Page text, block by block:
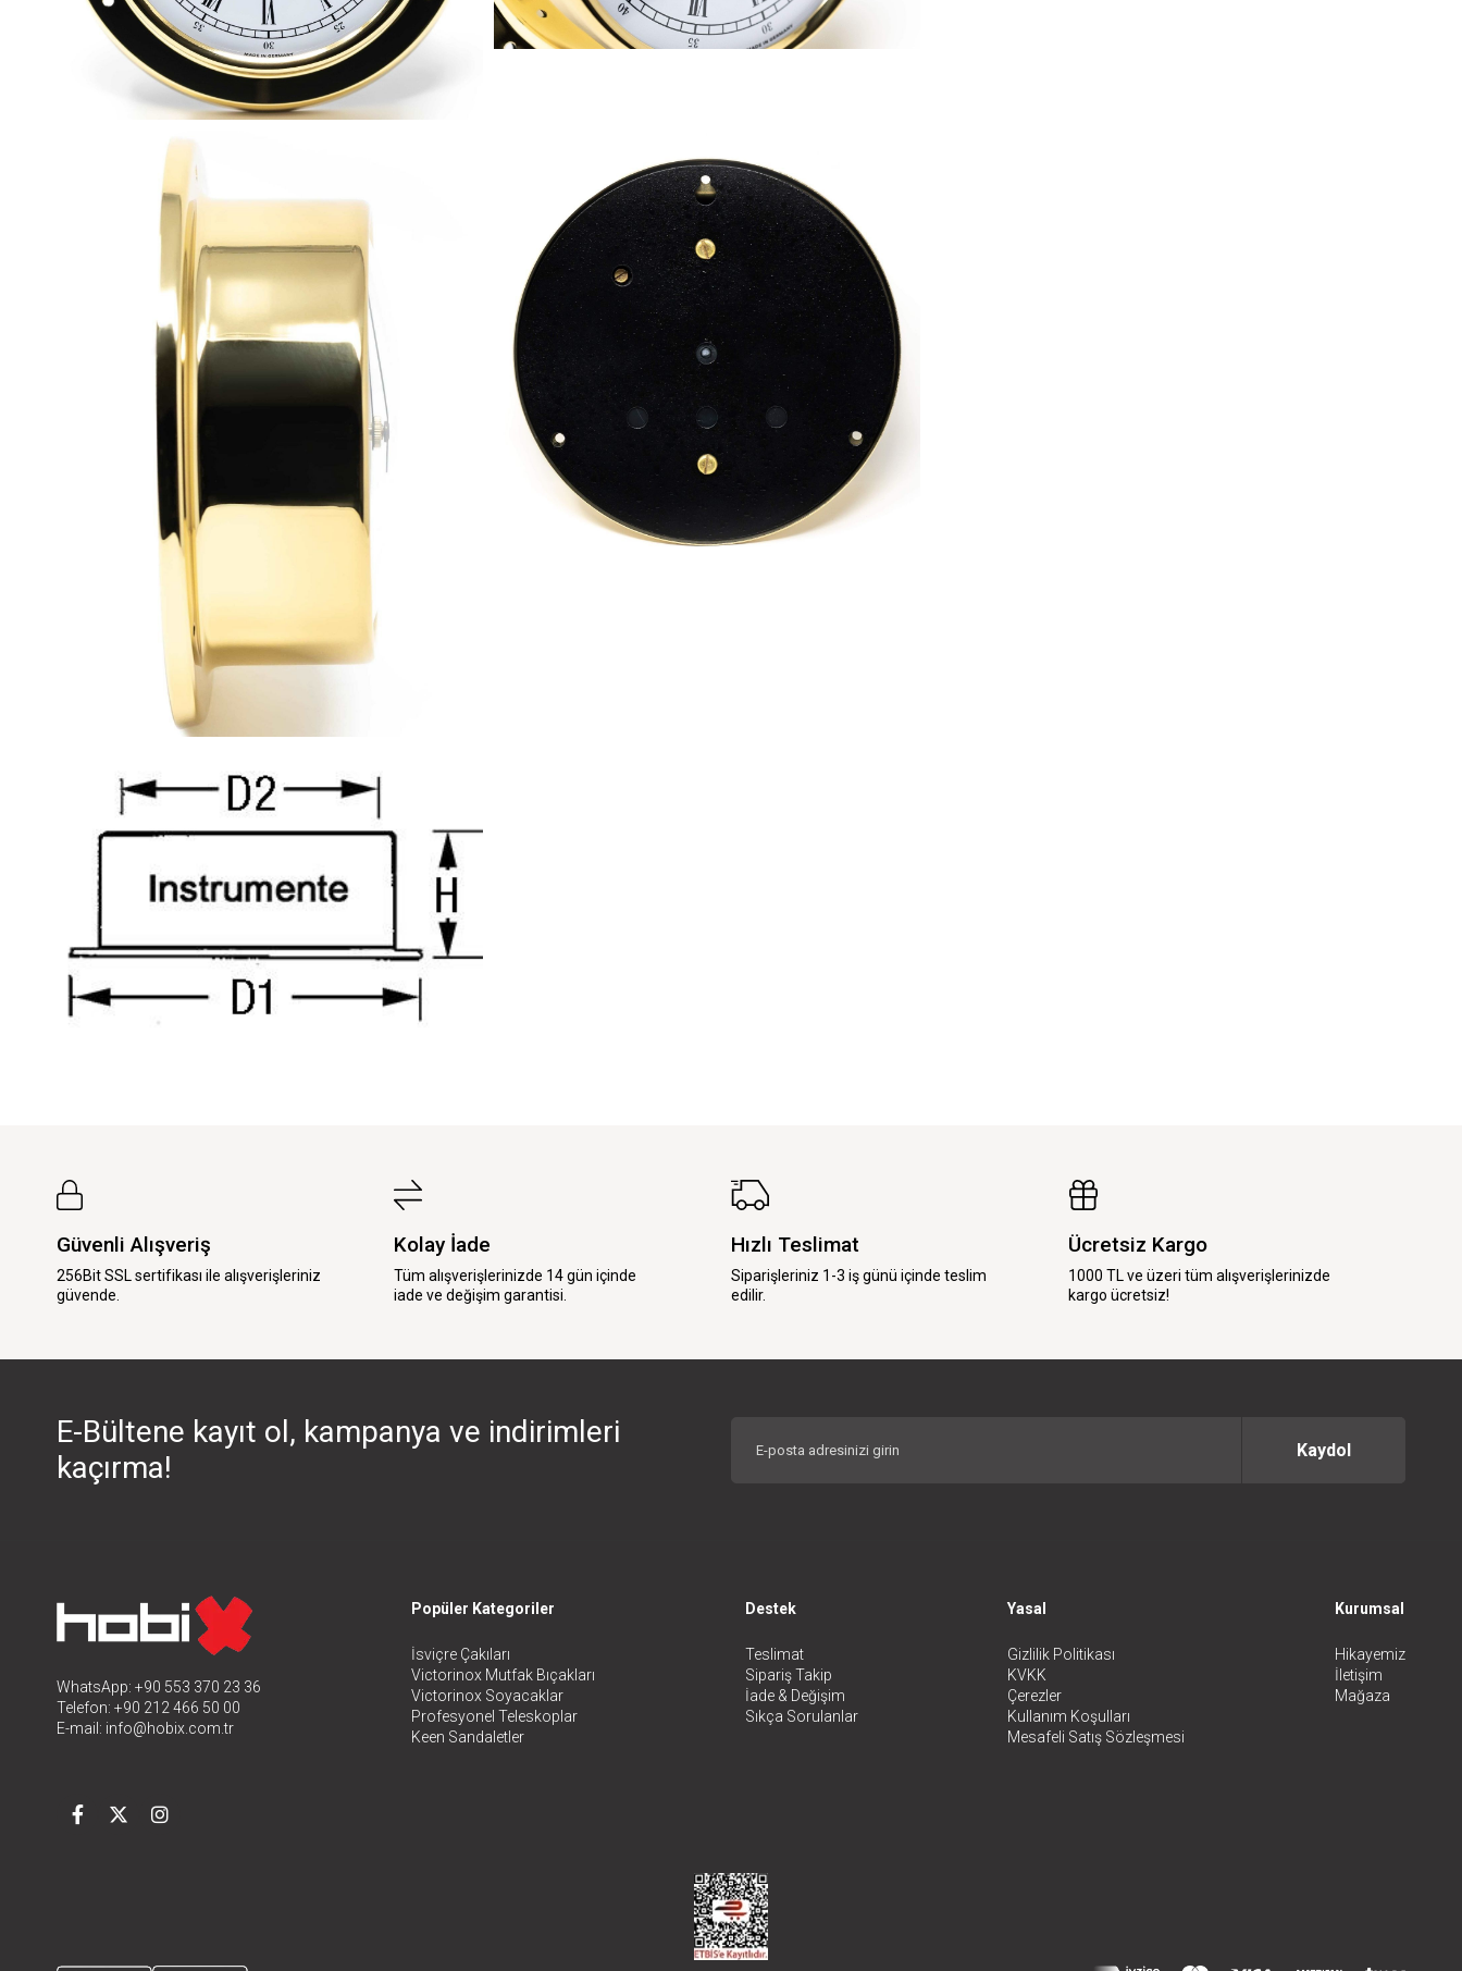
Güvenli Alışveriş
256Bit SSL sertifikası ile alışverişleriniz
güvende.
Kolay İade
Tüm alışverişlerinizde 14 gün içinde
iade ve değişim garantisi.
Hızlı Teslimat
Siparişleriniz 1-3 iş günü içinde teslim
edilir.
Ücretsiz Kargo
1000 TL ve üzeri tüm alışverişlerinizde
kargo ücretsiz!
E-Bültene kayıt ol, kampanya ve indirimleri
kaçırma!
Kaydol
WhatsApp: +90 553 370 23 36
Telefon: +90 212 466 50 00
E-mail: info@hobix.com.tr
Popüler Kategoriler
İsviçre Çakıları
Victorinox Mutfak Bıçakları
Victorinox Soyacaklar
Profesyonel Teleskoplar
Keen Sandaletler
Destek
Teslimat
Sipariş Takip
İade & Değişim
Sıkça Sorulanlar
Yasal
Gizlilik Politikası
KVKK
Çerezler
Kullanım Koşulları
Mesafeli Satış Sözleşmesi
Kurumsal
Hikayemiz
İletişim
Mağaza